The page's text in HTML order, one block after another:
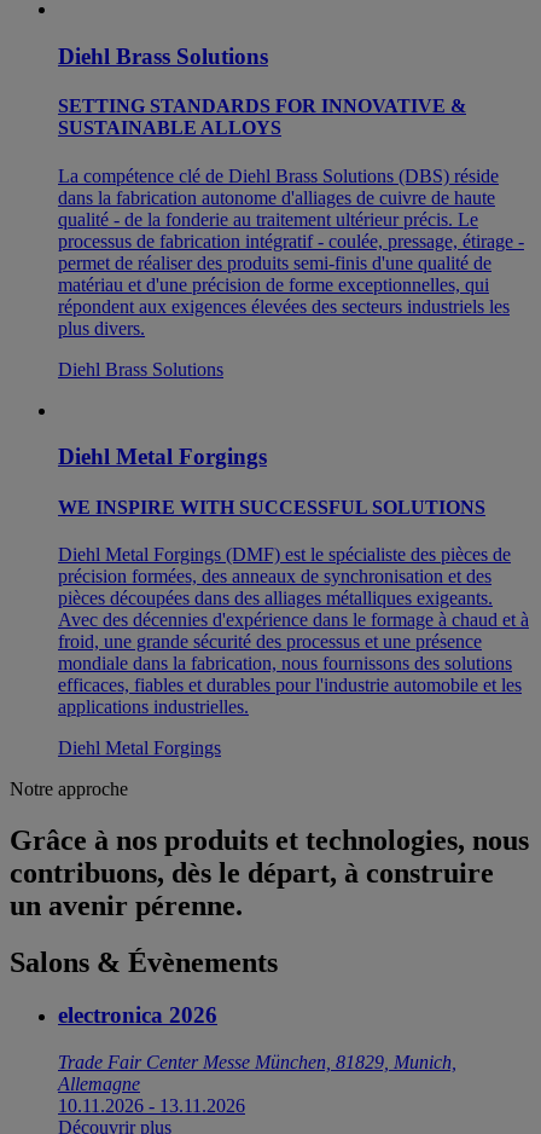
Diehl Brass Solutions
SETTING STANDARDS FOR INNOVATIVE &
SUSTAINABLE ALLOYS
La compétence clé de Diehl Brass Solutions (DBS) réside
dans la fabrication autonome d'alliages de cuivre de haute
qualité - de la fonderie au traitement ultérieur précis. Le
processus de fabrication intégratif - coulée, pressage, étirage -
permet de réaliser des produits semi-finis d'une qualité de
matériau et d'une précision de forme exceptionnelles, qui
répondent aux exigences élevées des secteurs industriels les
plus divers.
Diehl Brass Solutions
Diehl Metal Forgings
WE INSPIRE WITH SUCCESSFUL SOLUTIONS
Diehl Metal Forgings (DMF) est le spécialiste des pièces de
précision formées, des anneaux de synchronisation et des
pièces découpées dans des alliages métalliques exigeants.
Avec des décennies d'expérience dans le formage à chaud et à
froid, une grande sécurité des processus et une présence
mondiale dans la fabrication, nous fournissons des solutions
efficaces, fiables et durables pour l'industrie automobile et les
applications industrielles.
Diehl Metal Forgings
Notre approche
Grâce à nos produits et technologies, nous
contribuons, dès le départ, à construire
un avenir pérenne.
Salons & Évènements
electronica 2026
Trade Fair Center Messe München, 81829, Munich,
Allemagne
10.11.2026 - 13.11.2026
Découvrir plus